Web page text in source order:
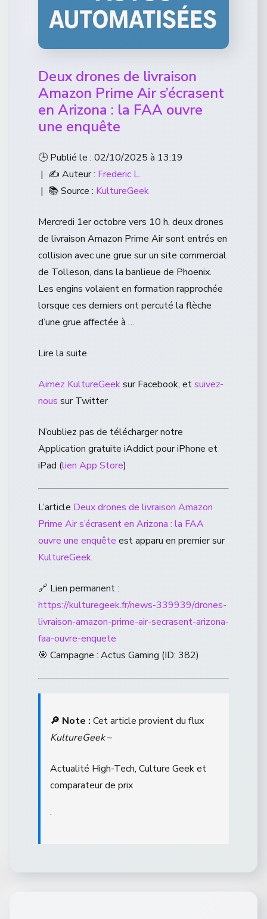
Deux drones de livraison
Amazon Prime Air s’écrasent
en Arizona : la FAA ouvre
une enquête
🕒 Publié le : 02/10/2025 à 13:19
| ✍️ Auteur : Frederic L.
| 📚 Source : KultureGeek
Mercredi 1er octobre vers 10 h, deux drones
de livraison Amazon Prime Air sont entrés en
collision avec une grue sur un site commercial
de Tolleson, dans la banlieue de Phoenix.
Les engins volaient en formation rapprochée
lorsque ces derniers ont percuté la flèche
d’une grue affectée à …
Lire la suite
Aimez KultureGeeksur Facebook, etsuivez-
nous sur Twitter
N’oubliez pas de télécharger notre
Application gratuite iAddict pour iPhone et
iPad (lien App Store)
L’article Deux drones de livraison Amazon
Prime Air s’écrasent en Arizona : la FAA
ouvre une enquête est apparu en premier sur
KultureGeek.
🔗 Lien permanent :
https://kulturegeek.fr/news-339939/drones-
livraison-amazon-prime-air-secrasent-arizona-
faa-ouvre-enquete
🎯 Campagne : Actus Gaming (ID: 382)
🔎 Note : Cet article provient du flux
KultureGeek–
Actualité High-Tech, Culture Geek et
comparateur de prix
.